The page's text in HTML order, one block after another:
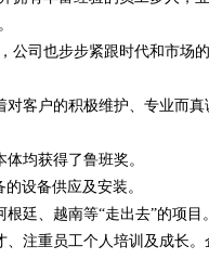
公司也步步紧跟时代和市场
对客户的积极维护、专业而
均获得了鲁班奖。
设备供应及安装。
根廷、越南等“走出去”的项目
、注重员工个人培训及成长